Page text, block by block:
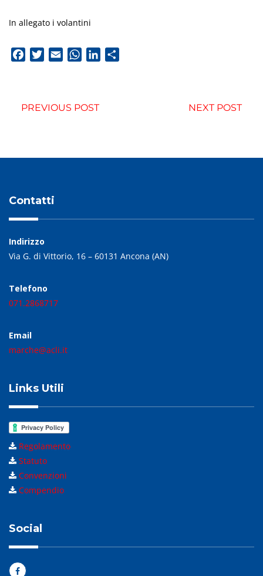
In allegato i volantini
FacebookTwitterEmail WhatsApp
LinkedIn
PREVIOUS POST NEXT POST
Contatti
Indirizzo
Via G. di Vittorio, 16 – 60131 Ancona (AN)
Telefono
071.2868717
Email
marche@acli.it
Links Utili
Regolamento
Statuto
Convenzioni
Compendio
Social